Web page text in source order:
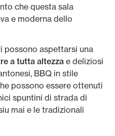
che questa sala
e moderna dello
possono aspettarsi una
a tutta altezza e deliziosi
BBQ in stile
possono essere ottenuti
spuntini di strada di
mai e le tradizionali